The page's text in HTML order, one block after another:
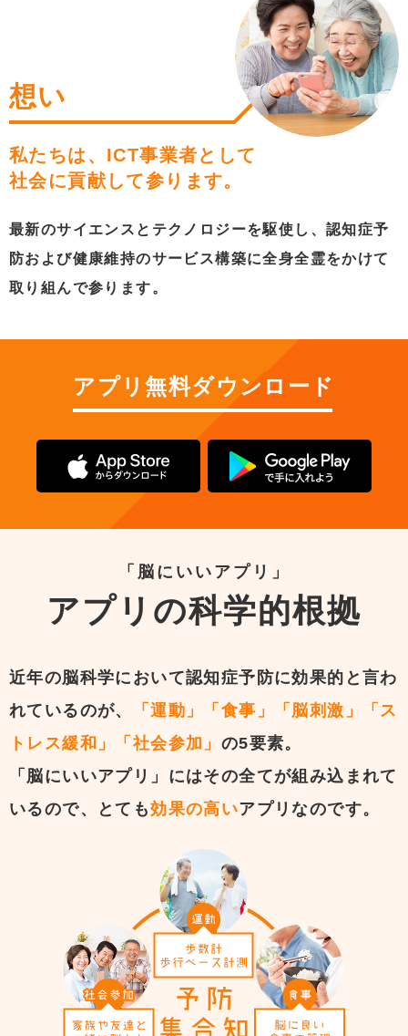
想い
私たちは、ICT事業者として
社会に貢献して参ります。
最新のサイエンスとテクノロジーを駆使し、認知症予
防および健康維持のサービス構築に全身全霊をかけて
取り組んで参ります。
アプリ無料ダウンロード
「脳にいいアプリ」
アプリの科学的根拠
近年の脳科学において認知症予防に効果的と言わ
れているのが、
「運動」「食事」「脳刺激」「ス
トレス緩和」「社会参加」 の5要素。
「脳にいいアプリ」にはその全てが組み込まれて
いるので、とても効果の高いアプリなのです。